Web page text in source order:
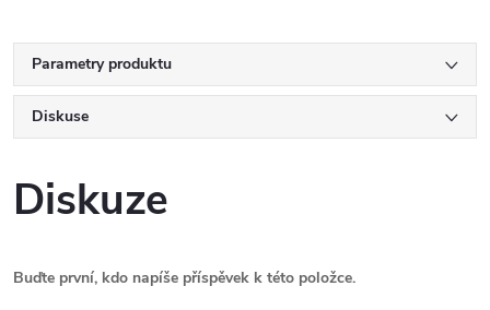
Parametry produktu
Diskuse
Diskuze
Buďte první, kdo napíše příspěvek k této položce.